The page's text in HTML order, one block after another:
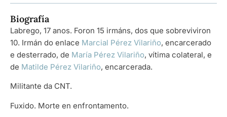
Biografía
Labrego, 17 anos. Foron 15 irmáns, dos que sobreviviron
10. Irmán do enlace Marcial Pérez Vilariño, encarcerado
e desterrado, de María Pérez Vilariño, vítima colateral, e
de Matilde Pérez Vilariño, encarcerada.
Militante da CNT.
Fuxido. Morte en enfrontamento.